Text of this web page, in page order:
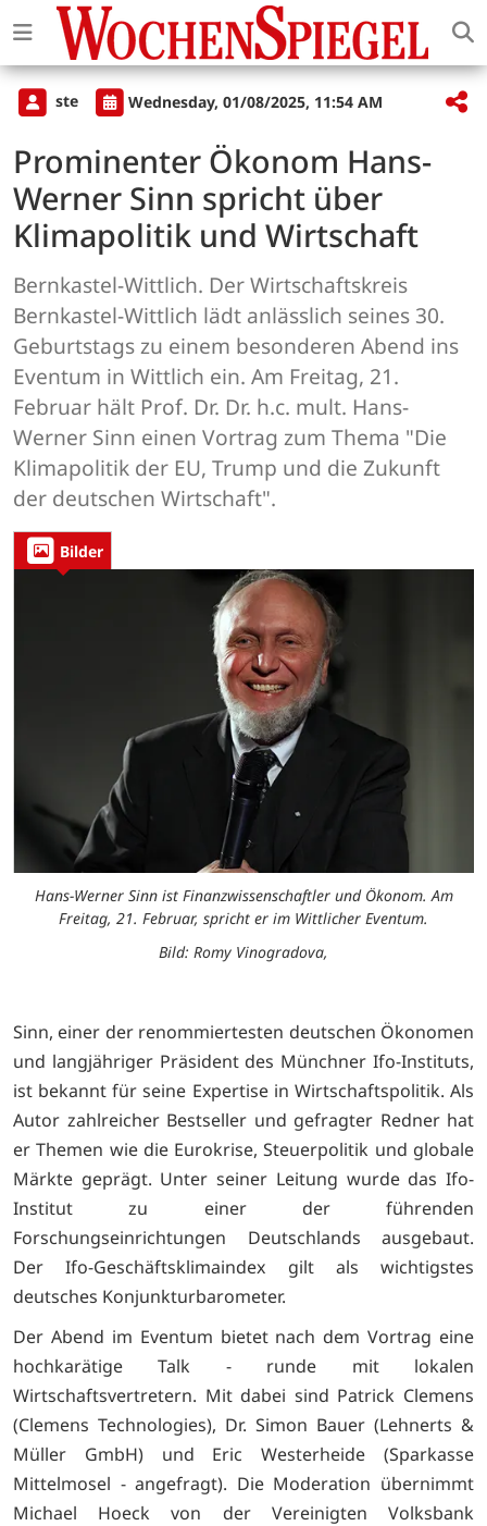
ste Wednesday, 01/08/2025, 11:54 AM
Prominenter Ökonom Hans-
Werner Sinn spricht über
Klimapolitik und Wirtschaft
Bernkastel-Wittlich. Der Wirtschaftskreis
Bernkastel-Wittlich lädt anlässlich seines 30.
Geburtstags zu einem besonderen Abend ins
Eventum in Wittlich ein. Am Freitag, 21.
Februar hält Prof. Dr. Dr. h.c. mult. Hans-
Werner Sinn einen Vortrag zum Thema "Die
Klimapolitik der EU, Trump und die Zukunft
der deutschen Wirtschaft".
Bilder
Hans-Werner Sinn ist Finanzwissenschaftler und Ökonom. Am
Freitag, 21. Februar, spricht er im Wittlicher Eventum.
Bild: Romy Vinogradova,
Sinn, einer der renommiertesten deutschen Ökonomen
und langjähriger Präsident des Münchner Ifo-Instituts,
ist bekannt für seine Expertise in Wirtschaftspolitik. Als
Autor zahlreicher Bestseller und gefragter Redner hat
er Themen wie die Eurokrise, Steuerpolitik und globale
Märkte geprägt. Unter seiner Leitung wurde das Ifo-
Institut zu einer der führenden
Forschungseinrichtungen Deutschlands ausgebaut.
Der Ifo-Geschäftsklimaindex gilt als wichtigstes
deutsches Konjunkturbarometer.
Der Abend im Eventum bietet nach dem Vortrag eine
hochkarätige Talk - runde mit lokalen
Wirtschaftsvertretern. Mit dabei sind Patrick Clemens
(Clemens Technologies), Dr. Simon Bauer (Lehnerts &
Müller GmbH) und Eric Westerheide (Sparkasse
Mittelmosel - angefragt). Die Moderation übernimmt
Michael Hoeck von der Vereinigten Volksbank